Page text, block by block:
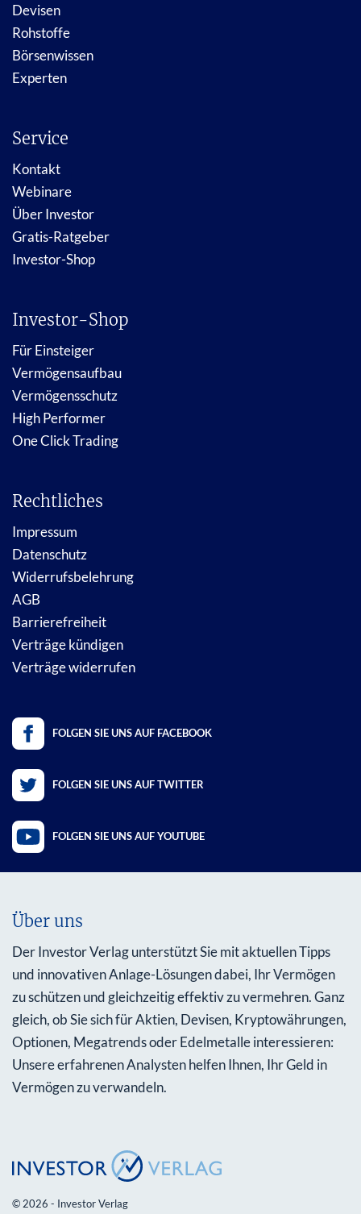
Devisen
Rohstoffe
Börsenwissen
Experten
Service
Kontakt
Webinare
Über Investor
Gratis-Ratgeber
Investor-Shop
Investor-Shop
Für Einsteiger
Vermögensaufbau
Vermögensschutz
High Performer
One Click Trading
Rechtliches
Impressum
Datenschutz
Widerrufsbelehrung
AGB
Barrierefreiheit
Verträge kündigen
Verträge widerrufen
FOLGEN SIE UNS AUF FACEBOOK
FOLGEN SIE UNS AUF TWITTER
FOLGEN SIE UNS AUF YOUTUBE
Über uns
Der Investor Verlag unterstützt Sie mit aktuellen Tipps
und innovativen Anlage-Lösungen dabei, Ihr Vermögen
zu schützen und gleichzeitig effektiv zu vermehren. Ganz
gleich, ob Sie sich für Aktien, Devisen, Kryptowährungen,
Optionen, Megatrends oder Edelmetalle interessieren:
Unsere erfahrenen Analysten helfen Ihnen, Ihr Geld in
Vermögen zu verwandeln.
© 2026 - Investor Verlag